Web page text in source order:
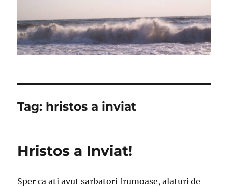
Tag: hristos a inviat
Hristos a Inviat!
Sper ca ati avut sarbatori frumoase, alaturi de